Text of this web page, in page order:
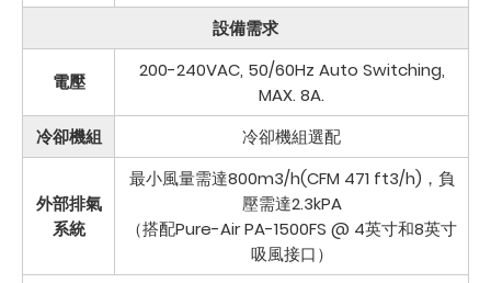
設備需求
電壓
200-240VAC, 50/60Hz Auto Switching,
MAX. 8A.
冷卻機組
冷卻機組選配
外部排氣
系統
最小風量需達800m3/h(CFM 471 ft3/h)，負
壓需達2.3kPA
（搭配Pure-Air PA-1500FS @ 4英寸和8英寸
吸風接口）